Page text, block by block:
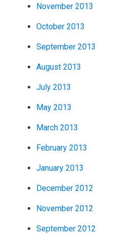
November 2013
October 2013
September 2013
August 2013
July 2013
May 2013
March 2013
February 2013
January 2013
December 2012
November 2012
September 2012